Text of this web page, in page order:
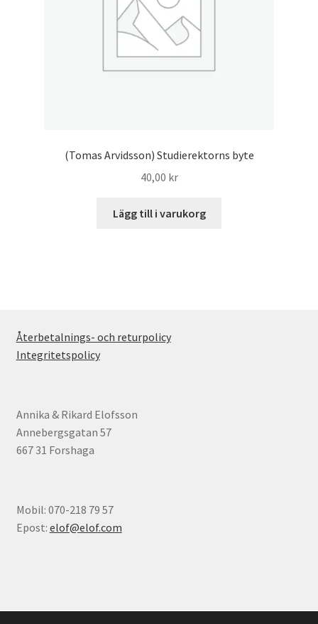
(Tomas Arvidsson) Studierektorns byte
40,00 kr
Lägg till i varukorg
Återbetalnings- och returpolicy
Integritetspolicy
Annika & Rikard Elofsson
Annebergsgatan 57
667 31 Forshaga
Mobil: 070-218 79 57
Epost: elof@elof.com